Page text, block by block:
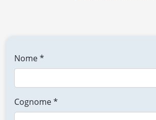
Nome *
Cognome *